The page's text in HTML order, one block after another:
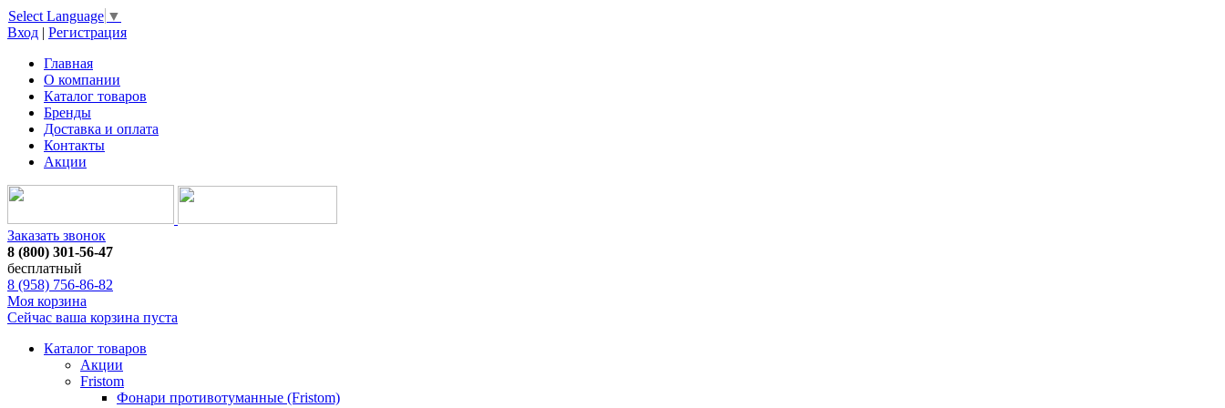
Select Language ▼
Вход | Регистрация
Главная
О компании
Каталог товаров
Бренды
Доставка и оплата
Контакты
Акции
Заказать звонок
8 (800) 301-56-47
бесплатный
8 (958) 756-86-82
Моя корзина
Сейчас ваша корзина пуста
Каталог товаров
Акции
Fristom
Фонари противотуманные (Fristom)